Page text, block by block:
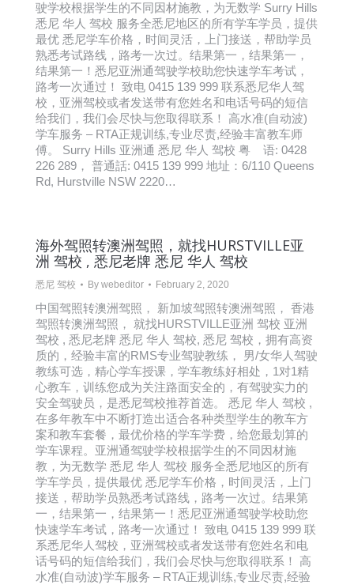
驶学校根据学生的不同因材施教，为无数学 Surry Hills
悉尼 华人 驾校 服务全悉尼地区的所有学车学员，提供
最优 悉尼学车价格，时间灵活，上门接送，帮助学员
熟悉考试路线，路考一次过。结果第一，结果第一，
结果第一！悉尼亚洲通驾驶学校助您快速学车考试，
路考一次通过！ 致电 0415 139 999 联系悉尼华人驾
校，亚洲驾校或者发送带有您姓名和电话号码的短信
给我们，我们会尽快与您取得联系！ 高水准(自动波)
学车服务 – RTA正规训练,专业尽责,经验丰富教车师
傅。 Surry Hills 亚洲通 悉尼 华人 驾校 粤 语: 0428
226 289， 普通話: 0415 139 999 地址：6/110 Queens
Rd, Hurstville NSW 2220…
海外驾照转澳洲驾照，就找HURSTVILLE亚
洲 驾校 , 悉尼老牌 悉尼 华人 驾校
悉尼 驾校 By webeditor February 2, 2020
中国驾照转澳洲驾照， 新加坡驾照转澳洲驾照， 香港
驾照转澳洲驾照， 就找HURSTVILLE亚洲 驾校 亚洲
驾校 , 悉尼老牌 悉尼 华人 驾校, 悉尼 驾校，拥有高资
质的，经验丰富的RMS专业驾驶教练， 男/女华人驾驶
教练可选，精心学车授课，学车教练好相处，1对1精
心教车，训练您成为关注路面安全的，有驾驶实力的
安全驾驶员，是悉尼驾校推荐首选。 悉尼 华人 驾校 ,
在多年教车中不断打造出适合各种类型学生的教车方
案和教车套餐，最优价格的学车学费，给您最划算的
学车课程。亚洲通驾驶学校根据学生的不同因材施
教，为无数学 悉尼 华人 驾校 服务全悉尼地区的所有
学车学员，提供最优 悉尼学车价格，时间灵活，上门
接送，帮助学员熟悉考试路线，路考一次过。结果第
一，结果第一，结果第一！悉尼亚洲通驾驶学校助您
快速学车考试，路考一次通过！ 致电 0415 139 999 联
系悉尼华人驾校，亚洲驾校或者发送带有您姓名和电
话号码的短信给我们，我们会尽快与您取得联系！ 高
水准(自动波)学车服务 – RTA正规训练,专业尽责,经验